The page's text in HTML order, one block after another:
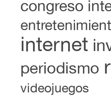
congreso
internet
periodismo
videojuegos